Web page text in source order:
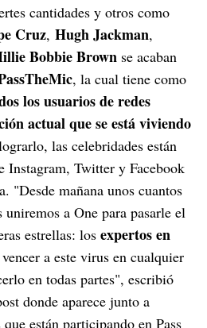
cantidades y otros como
Cruz, Hugh Jackman,
Bobbie Brown se acaban
, la cual tiene como
los usuarios de redes
actual que se está viviendo
las celebridades están
Instagram, Twitter y Facebook
"Desde mañana unos cuantos
a One para pasarle el
estrellas: los expertos en
a este virus en cualquier
en todas partes", escribió
donde aparece junto a
están participando en Pass